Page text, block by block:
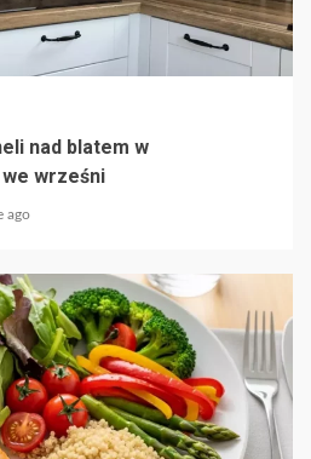
nad blatem w
wrześni
ago